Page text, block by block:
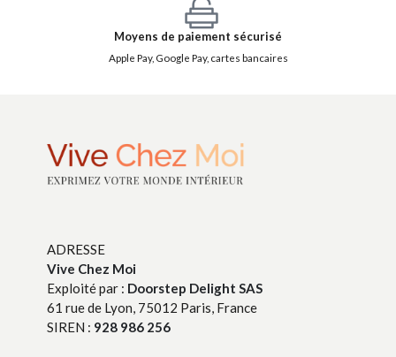
Moyens de paiement sécurisé
Apple Pay, Google Pay, cartes bancaires
ADRESSE
Vive Chez Moi
Exploité par : Doorstep Delight SAS
61 rue de Lyon, 75012 Paris, France
SIREN : 928 986 256